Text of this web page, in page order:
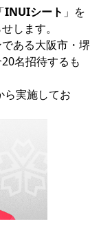
クセス レディース
入方法
ス
団体チケット
公式アプリ
書
INUIシート 」を
します。
ある大阪市・堺
名招待するも
ら実施してお